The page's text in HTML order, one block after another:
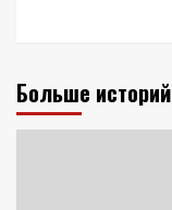
Больше историй